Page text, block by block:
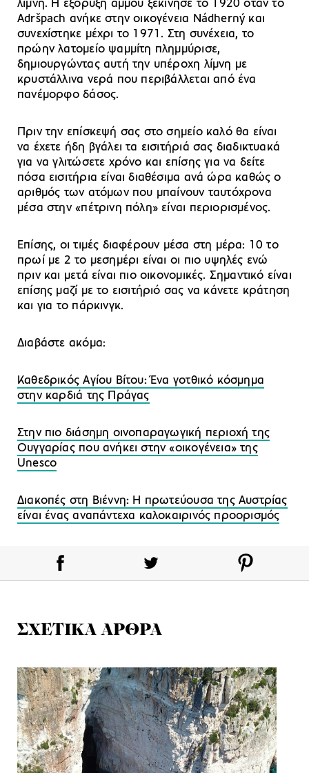
λίμνη. Η εξόρυξη άμμου ξεκίνησε το 1920 όταν το
Adršpach ανήκε στην οικογένεια Nádherný και
συνεχίστηκε μέχρι το 1971. Στη συνέχεια, το
πρώην λατομείο ψαμμίτη πλημμύρισε,
δημιουργώντας αυτή την υπέροχη λίμνη με
κρυστάλλινα νερά που περιβάλλεται από ένα
πανέμορφο δάσος.
Πριν την επίσκεψή σας στο σημείο καλό θα είναι
να έχετε ήδη βγάλει τα εισιτήριά σας διαδικτυακά
για να γλιτώσετε χρόνο και επίσης για να δείτε
πόσα εισιτήρια είναι διαθέσιμα ανά ώρα καθώς ο
αριθμός των ατόμων που μπαίνουν ταυτόχρονα
μέσα στην «πέτρινη πόλη» είναι περιορισμένος.
Επίσης, οι τιμές διαφέρουν μέσα στη μέρα: 10 το
πρωί με 2 το μεσημέρι είναι οι πιο υψηλές ενώ
πριν και μετά είναι πιο οικονομικές. Σημαντικό είναι
επίσης μαζί με το εισιτήριό σας να κάνετε κράτηση
και για το πάρκινγκ.
Διαβάστε ακόμα:
Καθεδρικός Αγίου Βίτου: Ένα γοτθικό κόσμημα
στην καρδιά της Πράγας
Στην πιο διάσημη οινοπαραγωγική περιοχή της
Ουγγαρίας που ανήκει στην «οικογένεια» της
Unesco
Διακοπές στη Βιέννη: Η πρωτεύουσα της Αυστρίας
είναι ένας αναπάντεχα καλοκαιρινός προορισμός
ΣΧΕΤΙΚΑ ΑΡΘΡΑ